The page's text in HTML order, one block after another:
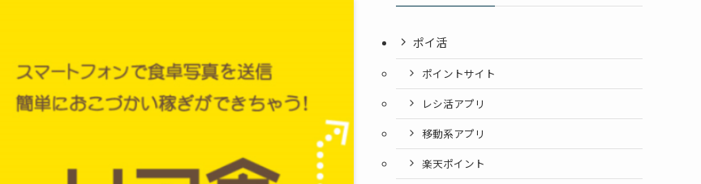
ポイ活
ポイントサイト
レシ活アプリ
移動系アプリ
楽天ポイント